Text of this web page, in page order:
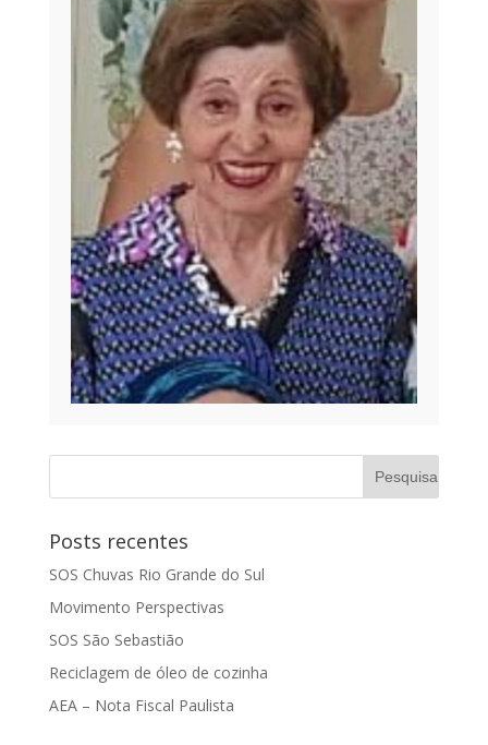
Posts recentes
SOS Chuvas Rio Grande do Sul
Movimento Perspectivas
SOS São Sebastião
Reciclagem de óleo de cozinha
AEA – Nota Fiscal Paulista